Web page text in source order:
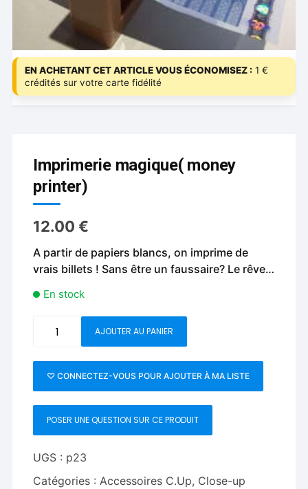
EN ACHETANT CET ARTICLE VOUS ÉCONOMISEZ : 1 €
crédités sur votre carte fidélité
Imprimerie magique( money
printer)
12.00€
A partir de papiers blancs, on imprime de
vrais billets ! Sans être un faussaire? Le rêve…
En stock
magique(
money
printer)
AJOUTER AU PANIER
♡ CONNECTEZ-VOUS POUR AJOUTER À MA LISTE
POSER UNE QUESTION SUR CE PRODUIT
UGS : p23
Catégories :Accessoires C.Up, Close-up